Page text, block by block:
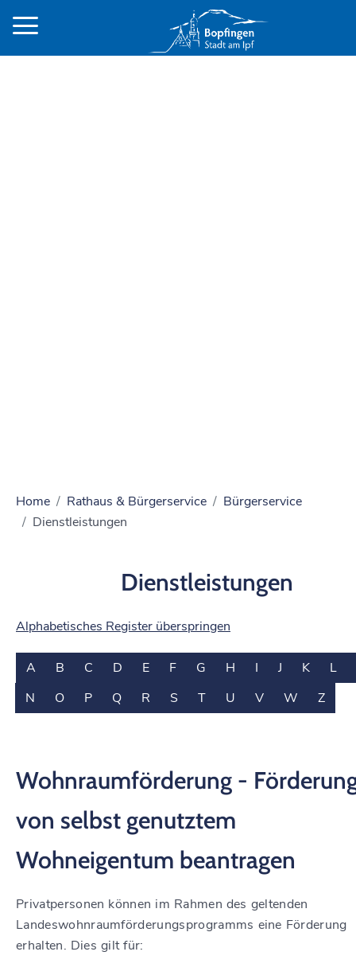
Home Rathaus & Bürgerservice
Bürgerservice
Dienstleistungen
Dienstleistungen
Alphabetisches Register überspringen
A B C D E F G H I J K
L
N
O P Q R S T U V W Z
Wohnraumförderung -
von selbst genutztem
Wohneigentum beantragen
Privatpersonen können im Rahmen des geltenden
Landeswohnraumförderungsprogramms eine Förderung
erhalten. Dies gilt für: